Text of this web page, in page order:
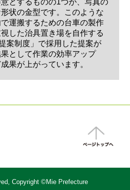
とするものの1つが、写真の
状の金型です。このような
運搬するための台車の製作
した治具置き場を自作する
案制度」で採用した提案が
として作業の効率アップ
果が上がっています。
Copyright ©Mie Prefecture